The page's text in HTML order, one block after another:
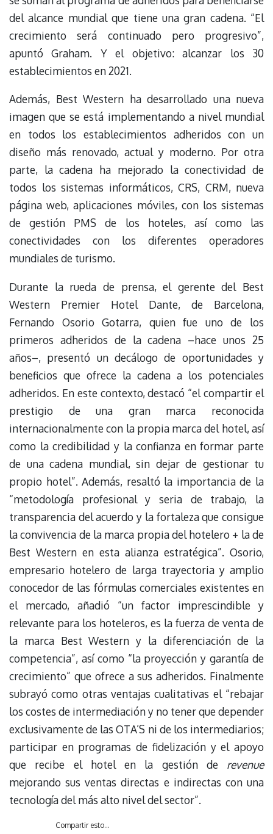
del alcance mundial que tiene una gran cadena. “El
crecimiento será continuado pero progresivo”,
apuntó Graham. Y el objetivo: alcanzar los 30
establecimientos en 2021.
Además, Best Western ha desarrollado una nueva
imagen que se está implementando a nivel mundial
en todos los establecimientos adheridos con un
diseño más renovado, actual y moderno. Por otra
parte, la cadena ha mejorado la conectividad de
todos los sistemas informáticos, CRS, CRM, nueva
página web, aplicaciones móviles, con los sistemas
de gestión PMS de los hoteles, así como las
conectividades con los diferentes operadores
mundiales de turismo.
Durante la rueda de prensa, el gerente del Best
Western Premier Hotel Dante, de Barcelona,
Fernando Osorio Gotarra, quien fue uno de los
primeros adheridos de la cadena –hace unos 25
años–, presentó un decálogo de oportunidades y
beneficios que ofrece la cadena a los potenciales
adheridos. En este contexto, destacó “el compartir el
prestigio de una gran marca reconocida
internacionalmente con la propia marca del hotel, así
como la credibilidad y la confianza en formar parte
de una cadena mundial, sin dejar de gestionar tu
propio hotel”. Además, resaltó la importancia de la
“metodología profesional y seria de trabajo, la
transparencia del acuerdo y la fortaleza que consigue
la convivencia de la marca propia del hotelero + la de
Best Western en esta alianza estratégica”. Osorio,
empresario hotelero de larga trayectoria y amplio
conocedor de las fórmulas comerciales existentes en
el mercado, añadió “un factor imprescindible y
relevante para los hoteleros, es la fuerza de venta de
la marca Best Western y la diferenciación de la
competencia”, así como “la proyección y garantía de
crecimiento” que ofrece a sus adheridos. Finalmente
subrayó como otras ventajas cualitativas el “rebajar
los costes de intermediación y no tener que depender
exclusivamente de las OTA’S ni de los intermediarios;
participar en programas de fidelización y el apoyo
que recibe el hotel en la gestión de revenue
mejorando sus ventas directas e indirectas con una
tecnología del más alto nivel del sector”.
Compartir esto...